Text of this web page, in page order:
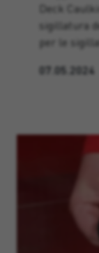
Deck
sigillatura
per le
07.05.2024